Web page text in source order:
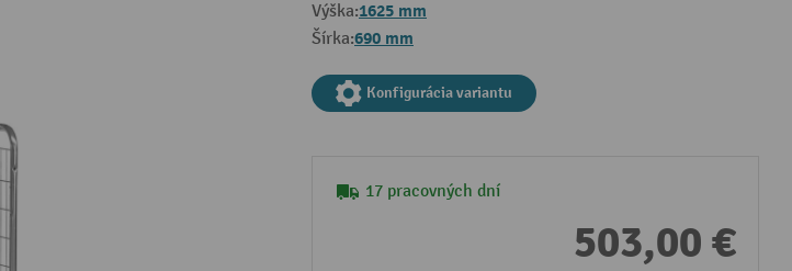
Výška:1625 mm
Šírka:690 mm
Konfigurácia variantu
17 pracovných dní
503,00 €